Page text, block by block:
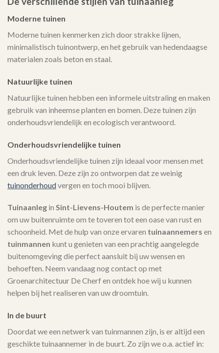
Moderne tuinen
Moderne tuinen kenmerken zich door strakke lijnen,
minimalistisch tuinontwerp, en het gebruik van hedendaagse
materialen zoals beton en staal.
Natuurlijke tuinen
Natuurlijke tuinen hebben een informele uitstraling en maken
gebruik van inheemse planten en bomen. Deze tuinen zijn
onderhoudsvriendelijk en ecologisch verantwoord.
Onderhoudsvriendelijke tuinen
Onderhoudsvriendelijke tuinen zijn ideaal voor mensen met
een druk leven. Deze zijn zo ontworpen dat ze weinig
tuinonderhoudvergen en toch mooi blijven.
Tuinaanleg in Sint-Lievens-Houtem is de perfecte manier
om uw buitenruimte om te toveren tot een oase van rust en
schoonheid. Met de hulp van onze ervaren tuinaannemers en
tuinmannen kunt u genieten van een prachtig aangelegde
buitenomgeving die perfect aansluit bij uw wensen en
behoeften. Neem vandaag nog contact op met
Groenarchitectuur De Cherf en ontdek hoe wij u kunnen
helpen bij het realiseren van uw droomtuin.
In de buurt
Doordat we een netwerk van tuinmannen zijn, is er altijd een
geschikte tuinaannemer in de buurt. Zo zijn we o.a. actief in: